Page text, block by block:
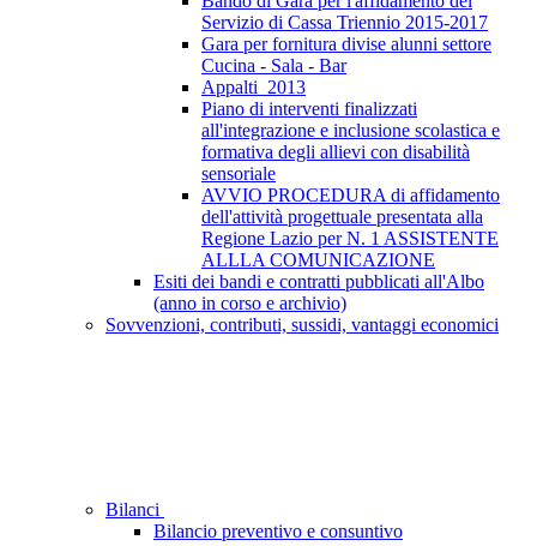
Servizio di Cassa Triennio 2015-2017
Gara per fornitura divise alunni settore
Cucina - Sala - Bar
Appalti_2013
Piano di interventi finalizzati
all'integrazione e inclusione scolastica e
formativa degli allievi con disabilità
sensoriale
AVVIO PROCEDURA di affidamento
dell'attività progettuale presentata alla
Regione Lazio per N. 1 ASSISTENTE
ALLLA COMUNICAZIONE
Esiti dei bandi e contratti pubblicati all'Albo
(anno in corso e archivio)
Sovvenzioni, contributi, sussidi, vantaggi economici
Bilanci
Bilancio preventivo e consuntivo